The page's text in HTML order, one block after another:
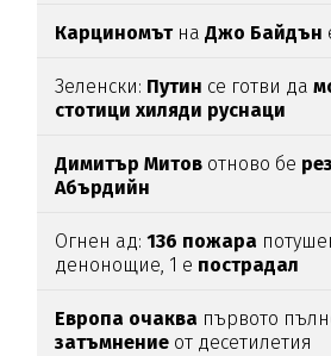
КарциномътнаДжо Байдън
Зеленски: Путин се готви да
стотици хиляди руснаци
Димитър Митов отново бе
Абърдийн
Огнен ад:136 пожара
денонощие, 1 е пострадал
Европа очаква първото
затъмнение от десетилетия